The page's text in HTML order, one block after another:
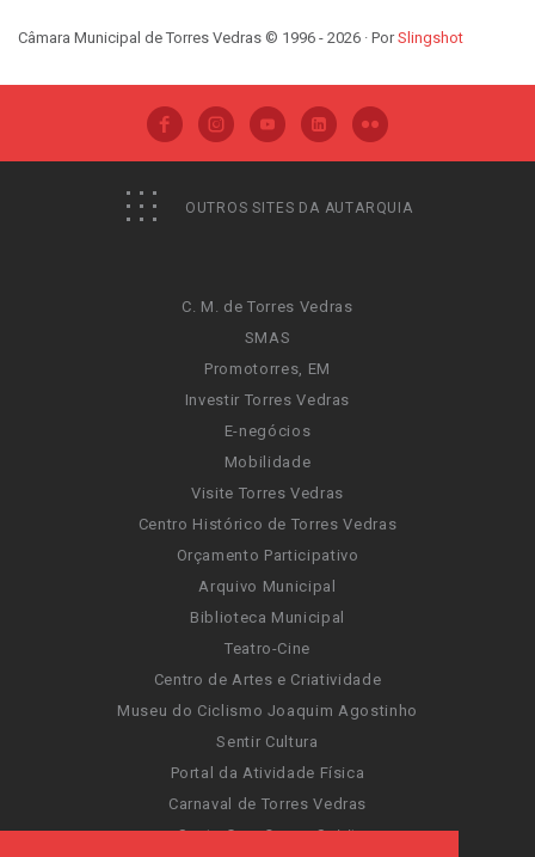
Câmara Municipal de Torres Vedras © 1996 - 2026 · PorSlingshot
OUTROS SITES DA AUTARQUIA
C. M. de Torres Vedras
SMAS
Promotorres, EM
Investir Torres Vedras
E-negócios
Mobilidade
Visite Torres Vedras
Centro Histórico de Torres Vedras
Orçamento Participativo
Arquivo Municipal
Biblioteca Municipal
Teatro-Cine
Centro de Artes e Criatividade
Museu do Ciclismo Joaquim Agostinho
Sentir Cultura
Portal da Atividade Física
Carnaval de Torres Vedras
Santa Cruz Ocean Spirit